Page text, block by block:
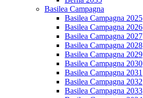
Basilea Campagna
Basilea Campagna 2025
Basilea Campagna 2026
Basilea Campagna 2027
Basilea Campagna 2028
Basilea Campagna 2029
Basilea Campagna 2030
Basilea Campagna 2031
Basilea Campagna 2032
Basilea Campagna 2033